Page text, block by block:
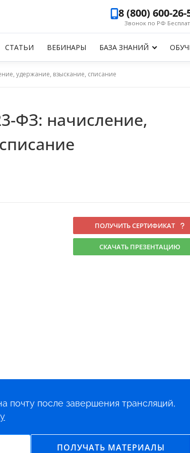
8 (800) 600-26-
Звонок по РФ
СТАТЬИ ВЕБИНАРЫ БАЗА ЗНАНИЙ
удержание, взыскание, списание
ФЗ: начисление,
ПОЛУЧИТЬ СЕРТИФИКАТ
СКАЧАТЬ ПРЕЗЕНТАЦИЮ
почту после завершения трансляций,